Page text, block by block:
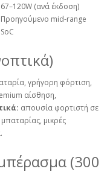
67–120W (ανά έκδοση)
Προηγούμενο mid‑range
SoC
γρήγορη φόρτιση,
αίσθηση,
απουσία φορτιστή σε
μικρές
(300